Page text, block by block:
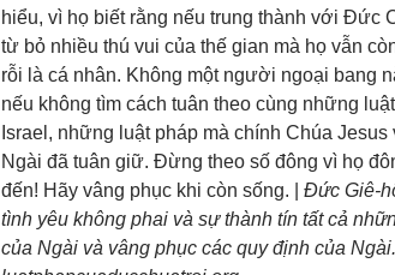
hiểu, vì họ biết rằng nếu trung thành với Đức
từ bỏ nhiều thú vui của thế gian mà họ vẫn
rỗi là cá nhân. Không một người ngoại bang
nếu không tìm cách tuân theo cùng những
Israel, những luật pháp mà chính Chúa Jesus
Ngài đã tuân giữ. Đừng theo số đông vì họ
đến! Hãy vâng phục khi còn sống. | Đức Giê-
tình yêu không phai và sự thành tín tất cả
của Ngài và vâng phục các quy định của Ngài.